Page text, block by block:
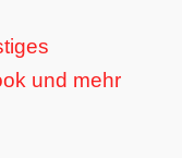
und mehr